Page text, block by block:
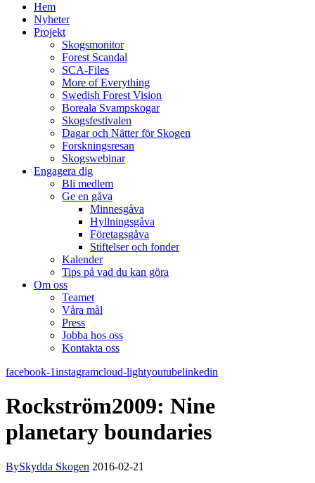
Hem
Nyheter
Projekt
Skogsmonitor
Forest Scandal
SCA-Files
More of Everything
Swedish Forest Vision
Boreala Svampskogar
Skogsfestivalen
Dagar och Nätter för Skogen
Forskningsresan
Skogswebinar
Engagera dig
Bli medlem
Ge en gåva
Minnesgåva
Hyllningsgåva
Företagsgåva
Stiftelser och fonder
Kalender
Tips på vad du kan göra
Om oss
Teamet
Våra mål​
Press
Jobba hos oss
Kontakta oss
facebook-1instagramcloud-lightyoutubelinkedin
Rockström2009: Nine
planetary boundaries
BySkydda Skogen 2016-02-21